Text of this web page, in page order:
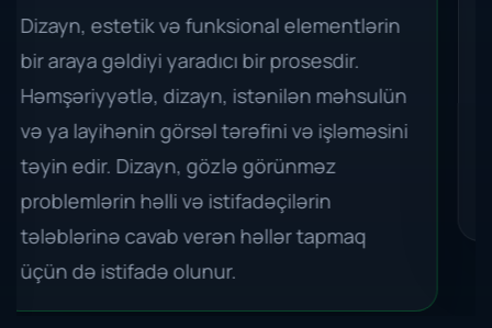
Veb proqramlama, internet üzərində
fəaliyyət göstərən və işləyən proqramların
yaradılması və inkişaf etdirilməsi prosesidir.
Veb proqramlama, iş və ya şəxsi məqsədlər
üçün çeşitli veb platformalarında işlənən
dinamik və görsəl cəhətlərə malikdir.